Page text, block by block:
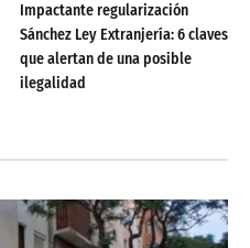
Impactante regularización
Sánchez Ley Extranjería: 6 claves
que alertan de una posible
ilegalidad